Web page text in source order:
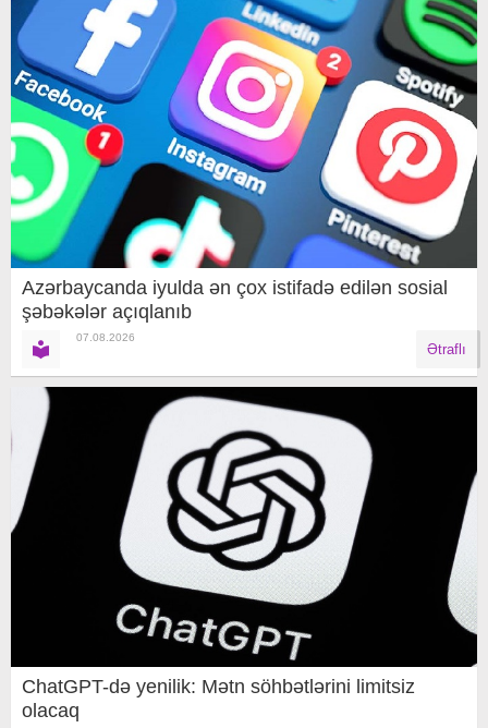
Azərbaycanda iyulda ən çox istifadə edilən sosial
şəbəkələr açıqlanıb
07.08.2026
Ətraflı
ChatGPT-də yenilik: Mətn söhbətlərini limitsiz
olacaq